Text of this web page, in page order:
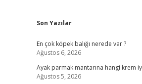
Sidebar
Son Yazılar
En çok köpek balığı nerede var ?
Ağustos 6, 2026
Ayak parmak mantarına hangi krem
Ağustos 5, 2026